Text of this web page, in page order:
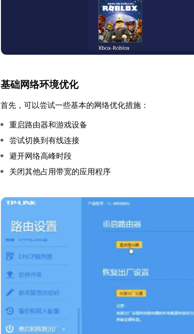
基础网络环境优化
首先，可以尝试一些基本的网络优化措施：
重启路由器和游戏设备
尝试切换到有线连接
避开网络高峰时段
关闭其他占用带宽的应用程序